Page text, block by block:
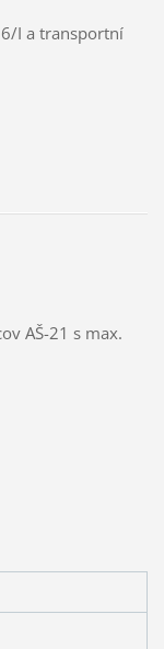
I a transportní
AŠ-21 s max.